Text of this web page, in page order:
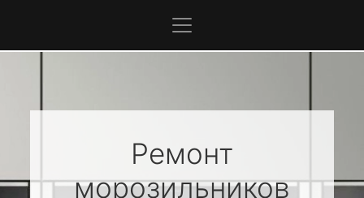
Ремонт
морозильников